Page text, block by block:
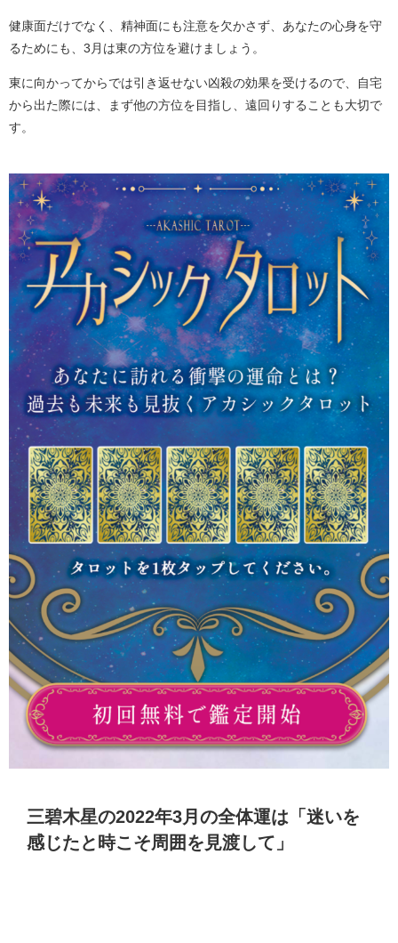
健康面だけでなく、精神面にも注意を欠かさず、あなたの心身を守
るためにも、3月は東の方位を避けましょう。
東に向かってからでは引き返せない凶殺の効果を受けるので、自宅
から出た際には、まず他の方位を目指し、遠回りすることも大切で
す。
三碧木星の2022年3月の全体運は「迷いを
感じたと時こそ周囲を見渡して」